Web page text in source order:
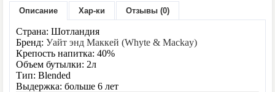
Производитель: Whyte and Mackay
Наличие:
Нет в наличии
Описание Хар-ки Отзывы (0)
Страна: Шотландия
Бренд: Уайт энд Маккей (Whyte & Mackay)
Крепость напитка: 40%
Объем бутылки: 2л
Тип: Blended
Выдержка: больше 6 лет